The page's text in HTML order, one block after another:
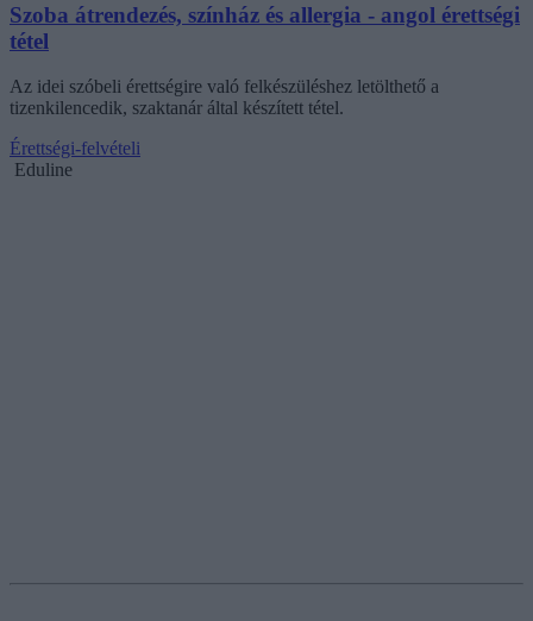
Szoba átrendezés, színház és allergia - angol érettségi
tétel
Az idei szóbeli érettségire való felkészüléshez letölthető a
tizenkilencedik, szaktanár által készített tétel.
Érettségi-felvételi
Eduline